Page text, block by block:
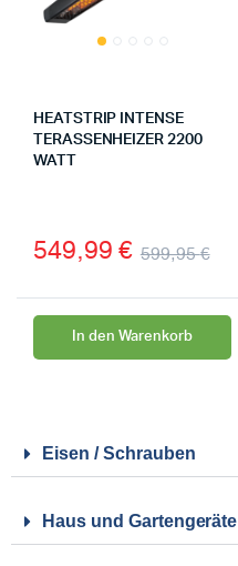
HEATSTRIP INTENSE
TERASSENHEIZER 2200
WATT
599,95€
549,99 €
In den Warenkorb
Eisen / Schrauben
Haus und Gartengeräte